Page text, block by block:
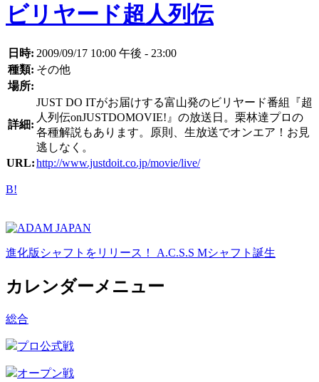
ビリヤード超人列伝
日時: 2009/09/17 10:00 午後 - 23:00
種類: その他
場所:
詳細:
JUST DO ITがお届けする富山発のビリヤード番組『超
人列伝onJUSTDOMOVIE!』の放送日。栗林達プロの
各種解説もあります。原則、生放送でオンエア！お見
逃しなく。
URL:http://www.justdoit.co.jp/movie/live/
B!
進化版シャフトをリリース！ A.C.S.S Mシャフト誕生
カレンダーメニュー
総合
プロ公式戦
オープン戦